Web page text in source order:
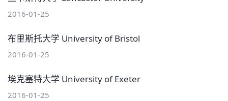
2016-01-25
布里斯托大学 University of Bristol
2016-01-25
埃克塞特大学 University of Exeter
2016-01-25